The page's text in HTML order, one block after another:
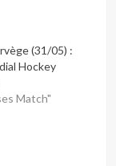
(31/05) :
Hockey
Match"